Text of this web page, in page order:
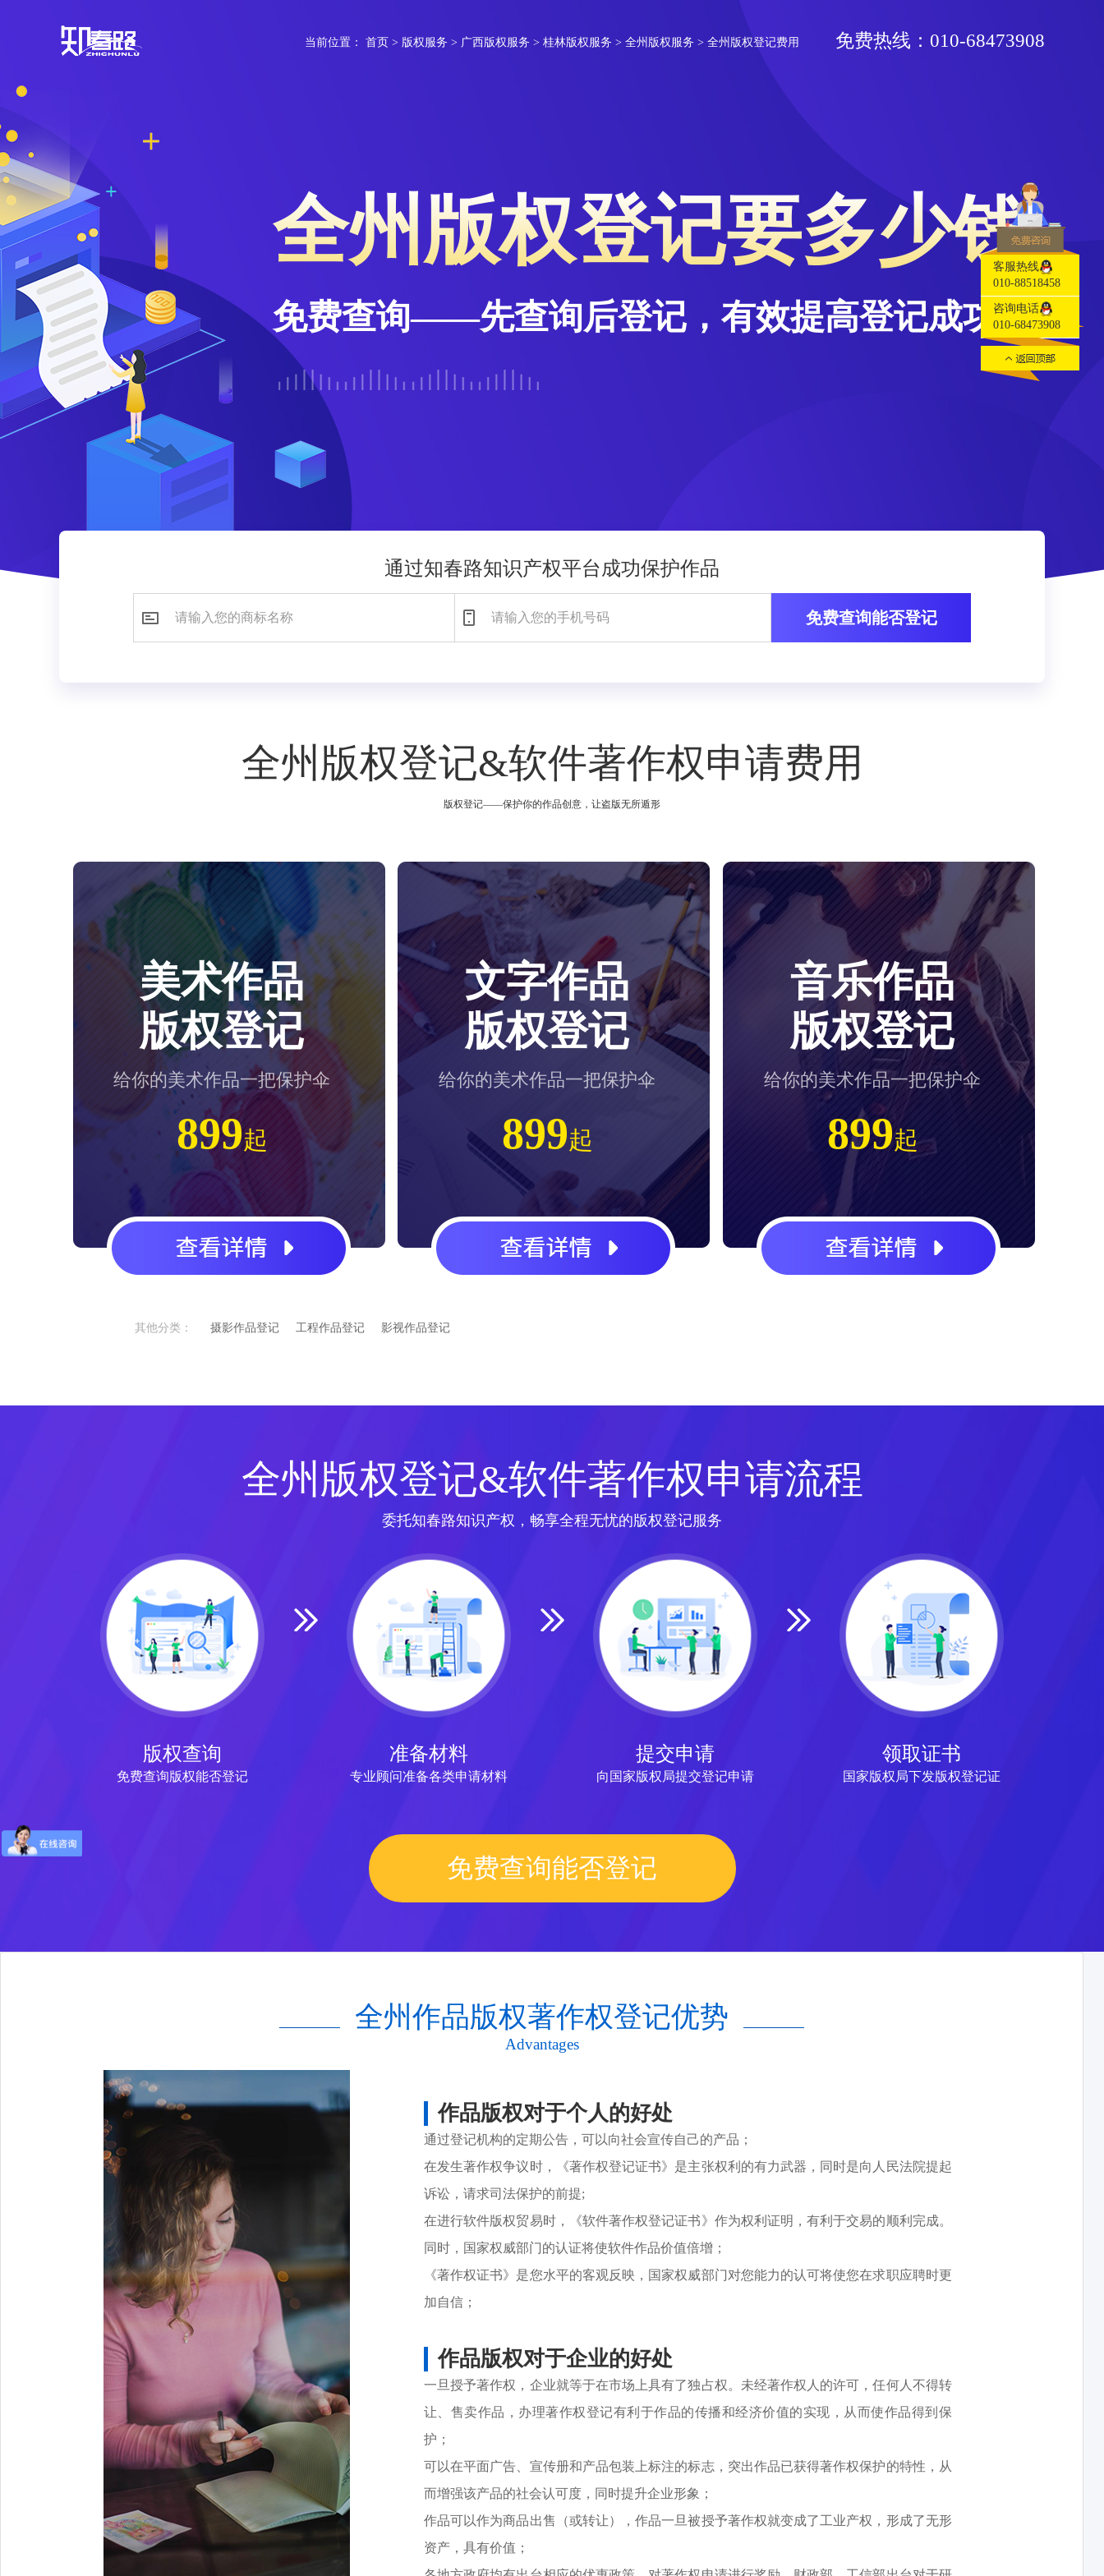
当前位置： 首页 > 版权服务 > 广西版权服务 > 桂林版权服务 > 全州版权服务 > 全州版权登记费用 免费热线：010-68473908
全州版权登记要多少钱
免费查询——先查询后登记，有效提高登记成功率
通过知春路知识产权平台成功保护作品
免费查询能否登记
全州版权登记&软件著作权申请费用
版权登记——保护你的作品创意，让盗版无所遁形
美术作品
版权登记
给你的美术作品一把保护伞
899起
文字作品
版权登记
给你的美术作品一把保护伞
899起
音乐作品
版权登记
给你的美术作品一把保护伞
899起
其他分类： 摄影作品登记 工程作品登记 影视作品登记
全州版权登记&软件著作权申请流程
委托知春路知识产权，畅享全程无忧的版权登记服务
版权查询
免费查询版权能否登记
准备材料
专业顾问准备各类申请材料
提交申请
向国家版权局提交登记申请
领取证书
国家版权局下发版权登记证
免费查询能否登记
全州作品版权著作权登记优势
Advantages
作品版权对于个人的好处
通过登记机构的定期公告，可以向社会宣传自己的产品；
在发生著作权争议时，《著作权登记证书》是主张权利的有力武器，同时是向人民法院提起
诉讼，请求司法保护的前提;
在进行软件版权贸易时，《软件著作权登记证书》作为权利证明，有利于交易的顺利完成。
同时，国家权威部门的认证将使软件作品价值倍增；
《著作权证书》是您水平的客观反映，国家权威部门对您能力的认可将使您在求职应聘时更
加自信；
作品版权对于企业的好处
一旦授予著作权，企业就等于在市场上具有了独占权。未经著作权人的许可，任何人不得转
让、售卖作品，办理著作权登记有利于作品的传播和经济价值的实现，从而使作品得到保
护；
可以在平面广告、宣传册和产品包装上标注的标志，突出作品已获得著作权保护的特性，从
而增强该产品的社会认可度，同时提升企业形象；
作品可以作为商品出售（或转让），作品一旦被授予著作权就变成了工业产权，形成了无形
资产，具有价值；
客服热线
010-88518458
咨询电话
010-68473908